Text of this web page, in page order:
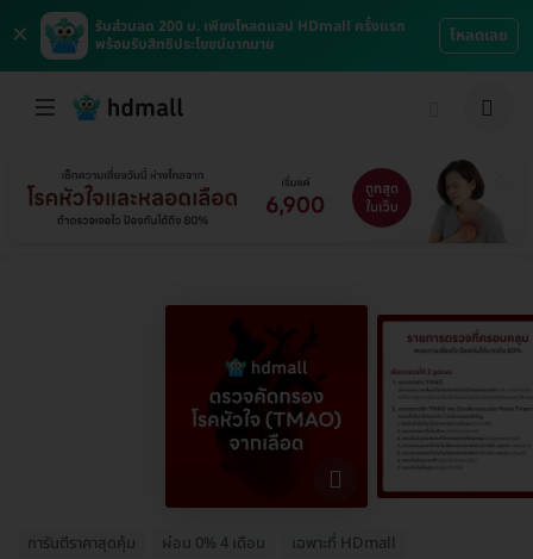
×
รับส่วนลด 200 บ. เพียงโหลดแอป HDmall ครั้งแรก
พร้อมรับสิทธิประโยชน์มากมาย
โหลดเลย
การันตีราคาสุดคุ้ม ผ่อน 0% 4 เดือน เฉพาะที่ HDmall